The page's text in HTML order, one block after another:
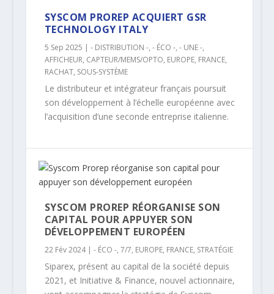
SYSCOM PROREP ACQUIERT GSR
TECHNOLOGY ITALY
5 Sep 2025 | - DISTRIBUTION -, - ÉCO -, - UNE -,
AFFICHEUR, CAPTEUR/MEMS/OPTO, EUROPE, FRANCE,
RACHAT, SOUS-SYSTÈME
Le distributeur et intégrateur français poursuit
son développement à l’échelle européenne avec
l’acquisition d’une seconde entreprise italienne.
SYSCOM PROREP RÉORGANISE SON
CAPITAL POUR APPUYER SON
DÉVELOPPEMENT EUROPÉEN
22 Fév 2024| - ÉCO -, 7/7, EUROPE, FRANCE, STRATÉGIE
Siparex, présent au capital de la société depuis
2021, et Initiative & Finance, nouvel actionnaire,